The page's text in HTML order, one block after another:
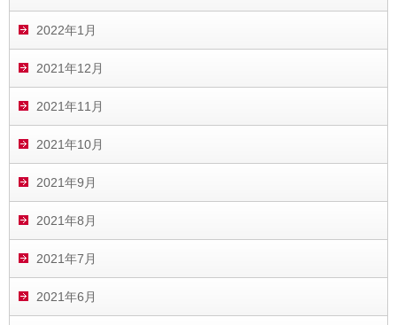
2022年1月
2021年12月
2021年11月
2021年10月
2021年9月
2021年8月
2021年7月
2021年6月